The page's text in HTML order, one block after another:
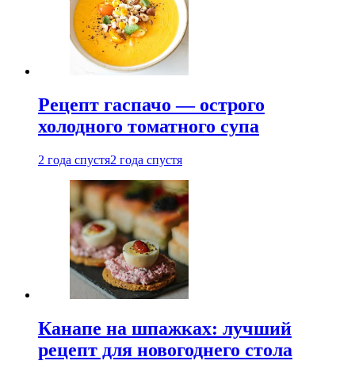
Рецепт гаспачо — острого
холодного томатного супа
2 года спустя2 года спустя
Канапе на шпажках: лучший
рецепт для новогоднего стола